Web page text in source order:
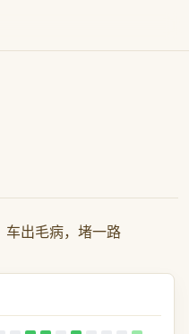
车出毛病，堵一路